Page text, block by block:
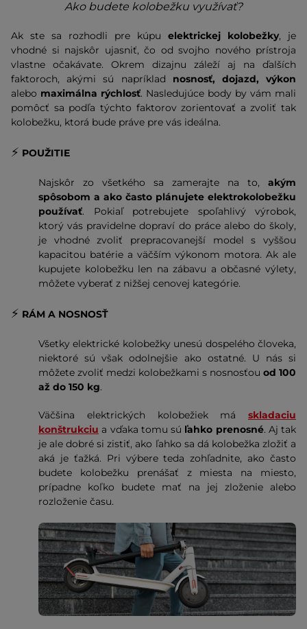
Ako budete kolobežku využívať?
Ak ste sa rozhodli pre kúpu elektrickej kolobežky, je
vhodné si najskôr ujasniť, čo od svojho nového prístroja
vlastne očakávate. Okrem dizajnu záleží aj na ďalších
faktoroch, akými sú napríklad nosnosť, dojazd, výkon
alebo maximálna rýchlosť. Nasledujúce body by vám mali
pomôcť sa podľa týchto faktorov zorientovať a zvoliť tak
kolobežku, ktorá bude práve pre vás ideálna.
⚡️ POUŽITIE
Najskôr zo všetkého sa zamerajte na to, akým
spôsobom a ako často plánujete elektrokolobežku
používať. Pokiaľ potrebujete spoľahlivý výrobok,
ktorý vás pravidelne dopraví do práce alebo do školy,
je vhodné zvoliť prepracovanejší model s vyššou
kapacitou batérie a väčším výkonom motora. Ak ale
kupujete kolobežku len na zábavu a občasné výlety,
môžete vyberať z nižšej cenovej kategórie.
⚡️ RÁM A NOSNOSŤ
Všetky elektrické kolobežky unesú dospelého človeka,
niektoré sú však odolnejšie ako ostatné. U nás si
môžete zvoliť medzi kolobežkami s nosnosťou od 100
až do 150 kg.
Väčšina elektrických kolobežiek má skladaciu
konštrukciu a vďaka tomu sú ľahko prenosné. Aj tak
je ale dobré si zistiť, ako ľahko sa dá kolobežka zložiť a
aká je ťažká. Pri výbere teda zohľadnite, ako často
budete kolobežku prenášať z miesta na miesto,
prípadne koľko budete mať na jej zloženie alebo
rozloženie času.